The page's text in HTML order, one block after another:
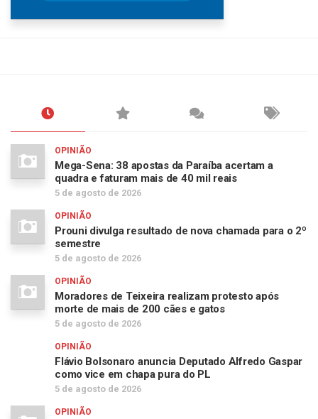
OPINIÃO
Mega-Sena: 38 apostas da Paraíba acertam a
quadra e faturam mais de 40 mil reais
5 de agosto de 2026
OPINIÃO
Prouni divulga resultado de nova chamada para o 2º
semestre
5 de agosto de 2026
OPINIÃO
Moradores de Teixeira realizam protesto após
morte de mais de 200 cães e gatos
5 de agosto de 2026
OPINIÃO
Flávio Bolsonaro anuncia Deputado Alfredo Gaspar
como vice em chapa pura do PL
5 de agosto de 2026
OPINIÃO